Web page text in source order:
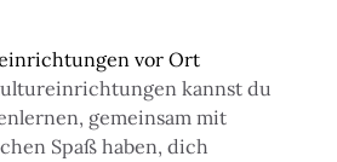
vor Ort
kannst du
gemeinsam mit
Spaß haben, dich